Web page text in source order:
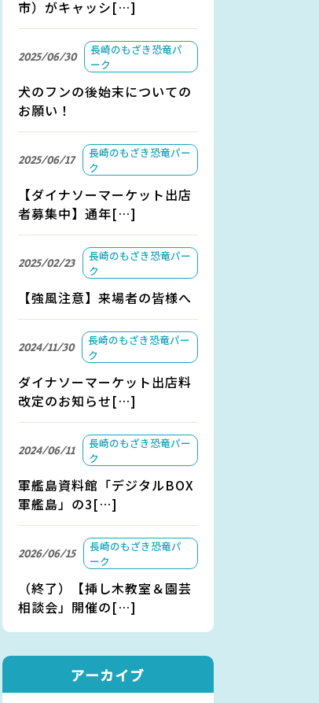
市）がキャッシ[…]
2025/06/30
長崎のもざき恐竜パ
ーク
犬のフンの後始末についての
お願い！
2025/06/17
長崎のもざき恐竜パー
ク
【ダイナソーマーケット出店
者募集中】通年[…]
2025/02/23
長崎のもざき恐竜パー
ク
【強風注意】来場者の皆様へ
2024/11/30
長崎のもざき恐竜パー
ク
ダイナソーマーケット出店料
改定のお知らせ[…]
2024/06/11
長崎のもざき恐竜パー
ク
軍艦島資料館「デジタルBOX
軍艦島」の3[…]
2026/06/15
長崎のもざき恐竜パ
ーク
（終了）【挿し木教室＆園芸
相談会」開催の[…]
アーカイブ